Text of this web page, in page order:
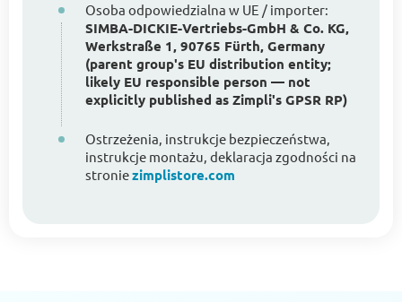
Osoba odpowiedzialna w UE / importer:
SIMBA-DICKIE-Vertriebs-GmbH & Co. KG,
Werkstraße 1, 90765 Fürth, Germany
(parent group's EU distribution entity;
likely EU responsible person — not
explicitly published as Zimpli's GPSR RP)
Ostrzeżenia, instrukcje bezpieczeństwa,
instrukcje montażu, deklaracja zgodności na
stroniezimplistore.com